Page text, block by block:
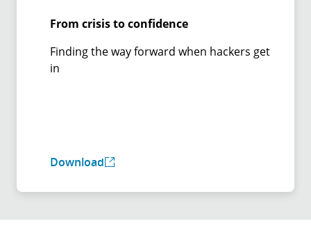
From crisis to confidence
Finding the way forward when hackers get
in
Download